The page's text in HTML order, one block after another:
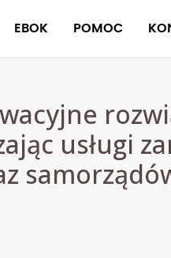
EBOK POMOC
usługi